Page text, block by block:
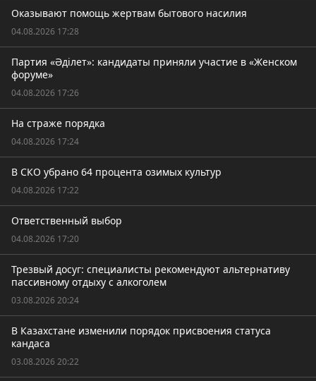
Оказывают помощь жертвам бытового насилия
04.08.2026 17:28
Партия «Әділет»: кандидаты приняли участие в «Женском
форуме»
04.08.2026 17:26
На страже порядка
04.08.2026 17:24
В СКО убрано 64 процента озимых культур
04.08.2026 17:22
Ответственный выбор
04.08.2026 17:20
Трезвый досуг: специалисты рекомендуют альтернативу
пассивному отдыху с алкоголем
03.08.2026 20:24
В Казахстане изменили порядок присвоения статуса
кандаса
03.08.2026 20:22